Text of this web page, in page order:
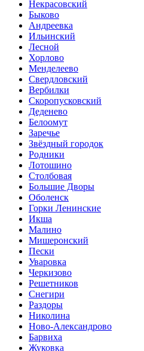
Некрасовский
Быково
Андреевка
Ильинский
Лесной
Хорлово
Менделеево
Свердловский
Вербилки
Скоропусковский
Деденево
Белоомут
Заречье
Звёздный городок
Родники
Лотошино
Столбовая
Большие Дворы
Оболенск
Горки Ленинские
Икша
Малино
Мишеронский
Пески
Уваровка
Черкизово
Решетников
Снегири
Раздоры
Николина
Ново-Александрово
Барвиха
Жуковка